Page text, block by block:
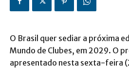
O Brasil quer sediar a próxima
Mundo de Clubes, em 2029. O
apresentado nesta sexta-feira